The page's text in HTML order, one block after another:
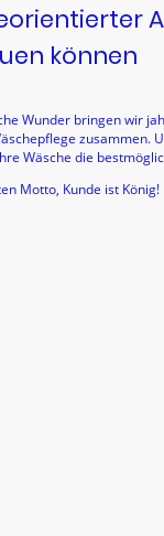
können
Wunder bringen wir
zusammen.
Wäsche die
Motto, Kunde ist König!